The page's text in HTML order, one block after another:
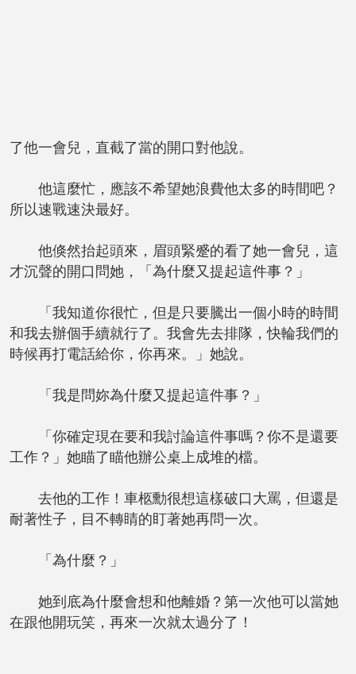
了他一會兒，直截了當的開口對他說。
他這麼忙，應該不希望她浪費他太多的時間吧？
所以速戰速決最好。
他倏然抬起頭來，眉頭緊蹙的看了她一會兒，這
才沉聲的開口問她，「為什麼又提起這件事？」
「我知道你很忙，但是只要騰出一個小時的時間
和我去辦個手續就行了。我會先去排隊，快輪我們的
時候再打電話給你，你再來。」她說。
「我是問妳為什麼又提起這件事？」
「你確定現在要和我討論這件事嗎？你不是還要
工作？」她瞄了瞄他辦公桌上成堆的檔。
去他的工作！車柩勳很想這樣破口大罵，但還是
耐著性子，目不轉睛的盯著她再問一次。
「為什麼？」
她到底為什麼會想和他離婚？第一次他可以當她
在跟他開玩笑，再來一次就太過分了！